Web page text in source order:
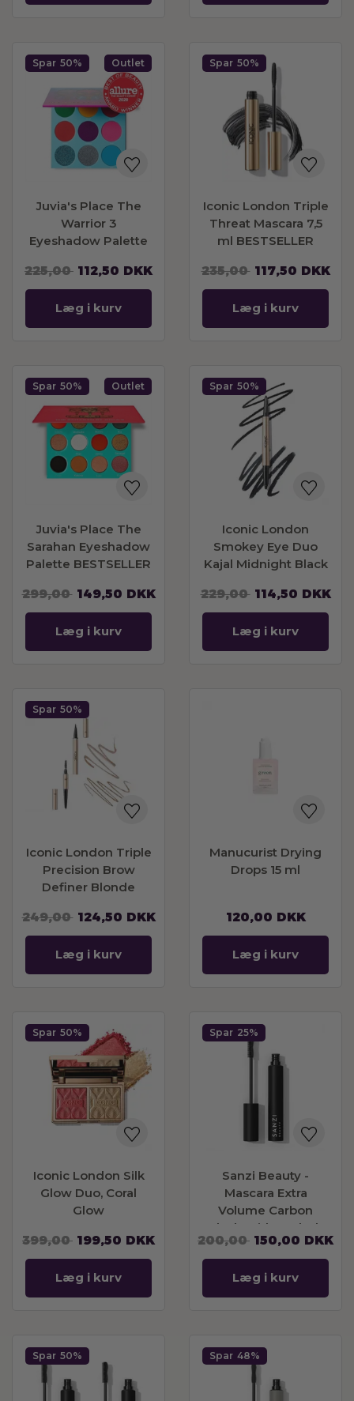
Spar 50% Outlet
Juvia's Place The
Warrior 3
Eyeshadow Palette
225,00 112,50 DKK
Læg i kurv
Spar 50%
Iconic London Triple
Threat Mascara 7,5
ml BESTSELLER
235,00 117,50 DKK
Læg i kurv
Spar 50% Outlet
Juvia's Place The
Sarahan Eyeshadow
Palette BESTSELLER
299,00 149,50 DKK
Læg i kurv
Spar 50%
Iconic London
Smokey Eye Duo
Kajal Midnight Black
229,00 114,50 DKK
Læg i kurv
Spar 50%
Iconic London Triple
Precision Brow
Definer Blonde
249,00 124,50 DKK
Læg i kurv
Manucurist Drying
Drops 15 ml
120,00 DKK
Læg i kurv
Spar 50%
Iconic London Silk
Glow Duo, Coral
Glow
399,00 199,50 DKK
Læg i kurv
Spar 25%
Sanzi Beauty -
Mascara Extra
Volume Carbon
Black With Eyelash
Serum 6 ml
200,00 150,00 DKK
Læg i kurv
Spar 50% Spar 48%